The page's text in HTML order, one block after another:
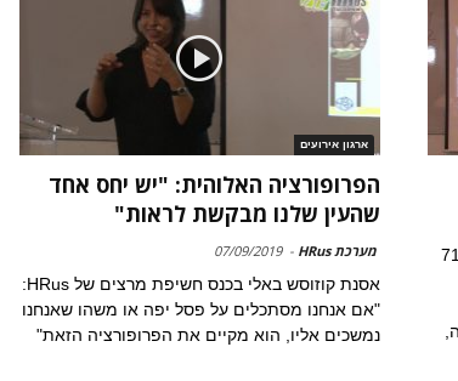
פני יותר מ-7100
ארגון אירועים
הפרופורציה האלוהית: "יש יחס אחד
שהעין שלנו מבקשת לראות"
מערכת HRus -
07/09/2019
אסנת קוזוסש באלי בכנס חשיפת מרצים של HRus:
"אם אנחנו מסתכלים על פסל יפה או משהו שאנחנו
נמשכים אליו, הוא מקיים את הפרופורציה הזאת"